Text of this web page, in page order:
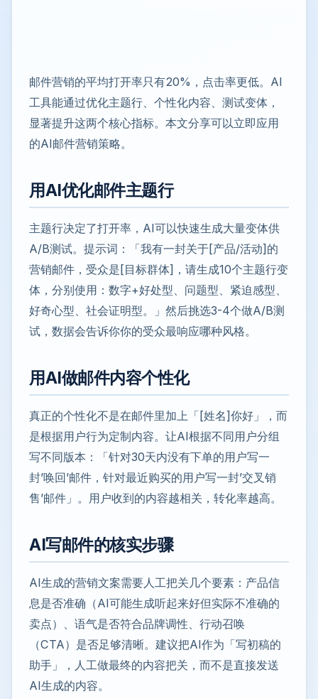
邮件营销的平均打开率只有20%，点击率更低。AI
工具能通过优化主题行、个性化内容、测试变体，
显著提升这两个核心指标。本文分享可以立即应用
的AI邮件营销策略。
用AI优化邮件主题行
主题行决定了打开率，AI可以快速生成大量变体供
A/B测试。提示词：「我有一封关于[产品/活动]的
营销邮件，受众是[目标群体]，请生成10个主题行变
体，分别使用：数字+好处型、问题型、紧迫感型、
好奇心型、社会证明型。」然后挑选3-4个做A/B测
试，数据会告诉你你的受众最响应哪种风格。
用AI做邮件内容个性化
真正的个性化不是在邮件里加上「[姓名]你好」，而
是根据用户行为定制内容。让AI根据不同用户分组
写不同版本：「针对30天内没有下单的用户写一
封’唤回’邮件，针对最近购买的用户写一封’交叉销
售’邮件」。用户收到的内容越相关，转化率越高。
AI写邮件的核实步骤
AI生成的营销文案需要人工把关几个要素：产品信
息是否准确（AI可能生成听起来好但实际不准确的
卖点）、语气是否符合品牌调性、行动召唤
（CTA）是否足够清晰。建议把AI作为「写初稿的
助手」，人工做最终的内容把关，而不是直接发送
AI生成的内容。